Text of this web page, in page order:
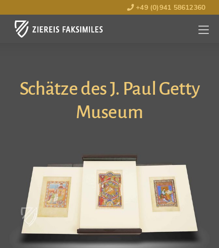
+49 (0)941 58612360
MENÜ
Schätze des J. Paul Getty
Museum